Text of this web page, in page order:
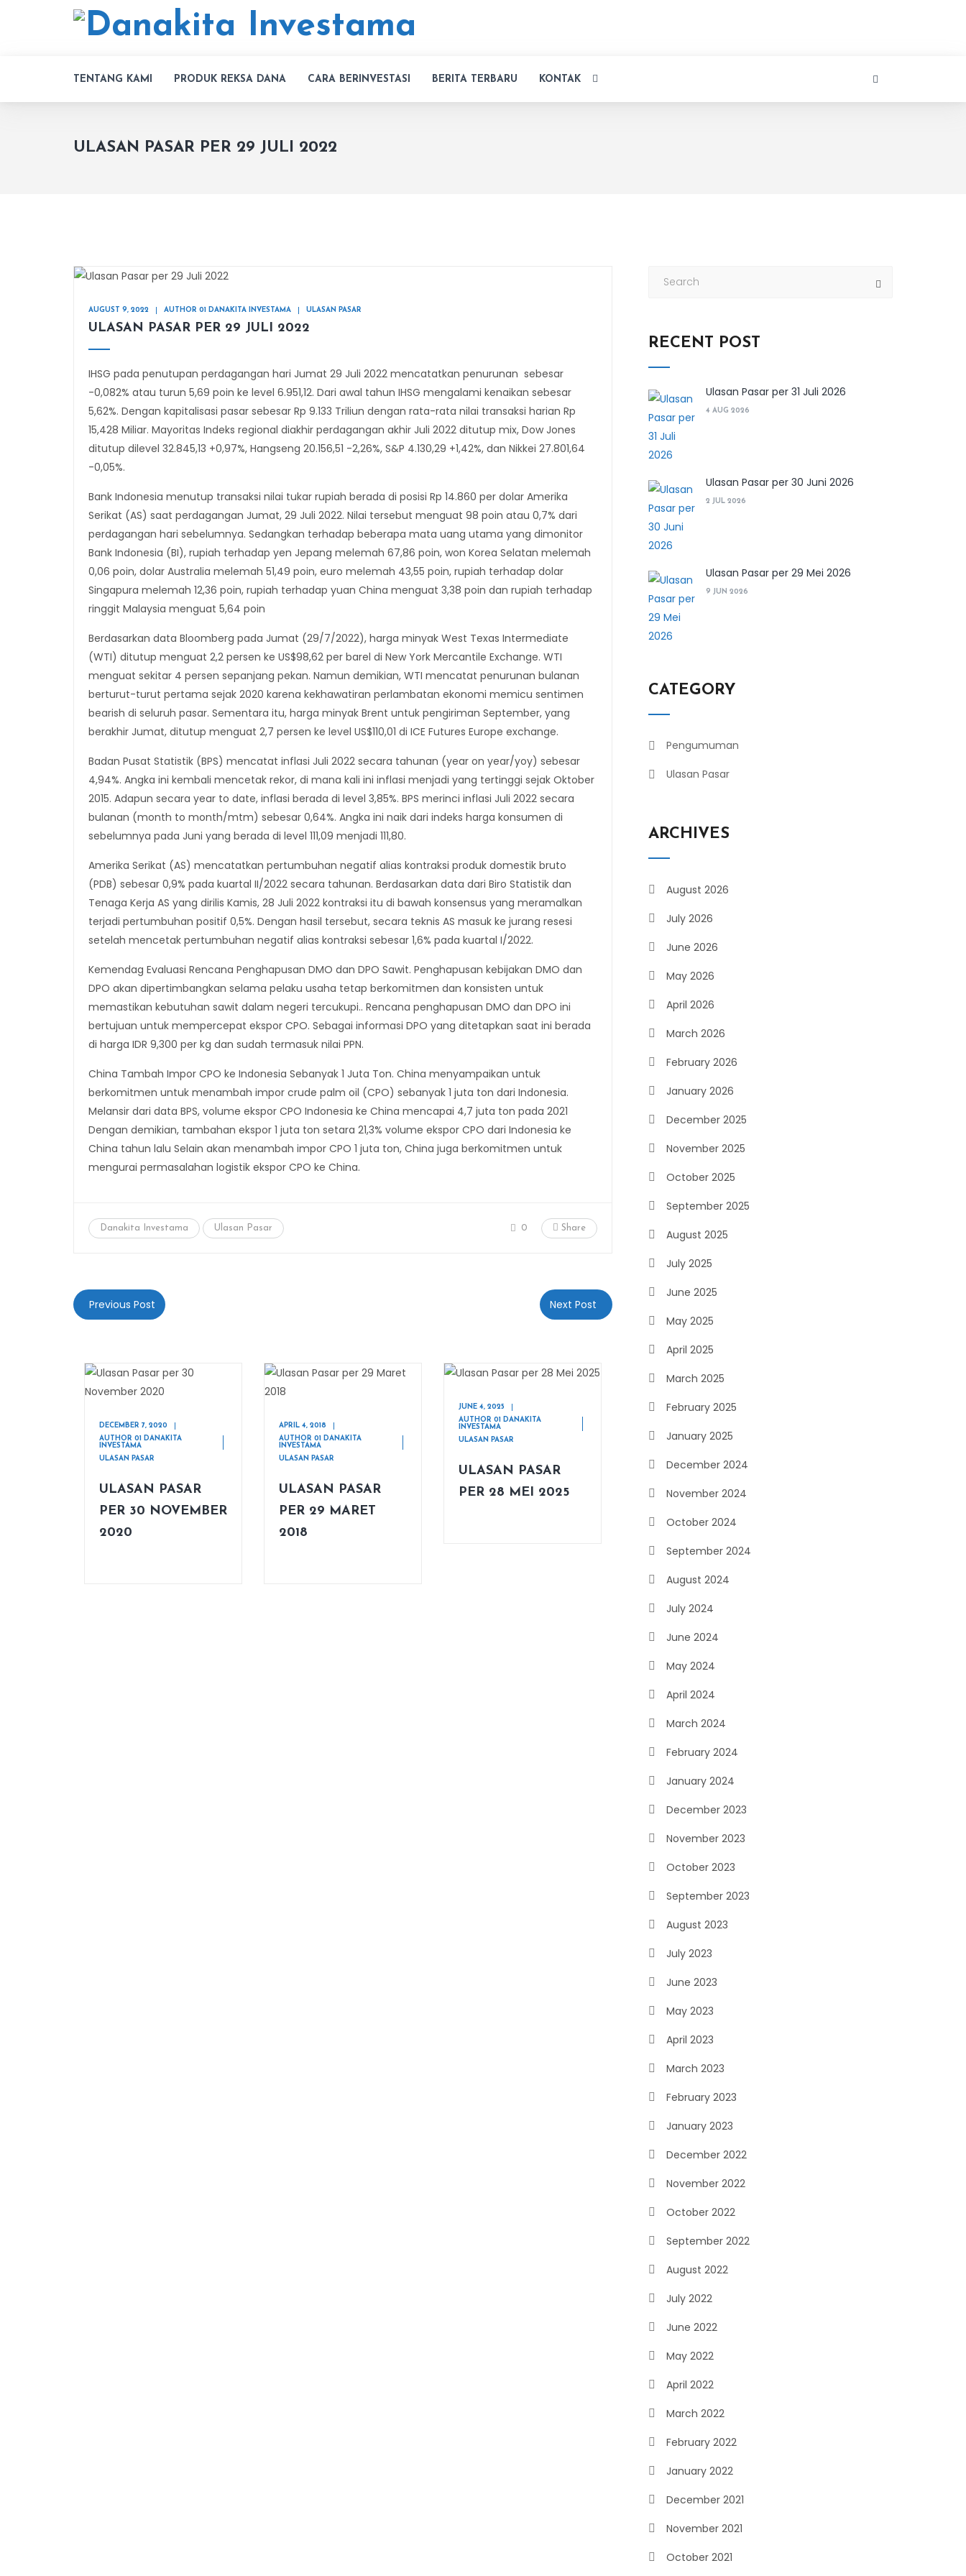
TENTANG KAMI PRODUK REKSA DANA CARA BERINVESTASI BERITA TERBARU KONTAK
ULASAN PASAR PER 29 JULI 2022
AUGUST 9, 2022 AUTHOR 01 DANAKITA INVESTAMA ULASAN PASAR
ULASAN PASAR PER 29 JULI 2022
IHSG pada penutupan perdagangan hari Jumat 29 Juli 2022 mencatatkan penurunan sebesar
-0,082% atau turun 5,69 poin ke level 6.951,12. Dari awal tahun IHSG mengalami kenaikan sebesar
5,62%. Dengan kapitalisasi pasar sebesar Rp 9.133 Triliun dengan rata-rata nilai transaksi harian Rp
15,428 Miliar. Mayoritas Indeks regional diakhir perdagangan akhir Juli 2022 ditutup mix, Dow Jones
ditutup dilevel 32.845,13 +0,97%, Hangseng 20.156,51 -2,26%, S&P 4.130,29 +1,42%, dan Nikkei 27.801,64
-0,05%.
Bank Indonesia menutup transaksi nilai tukar rupiah berada di posisi Rp 14.860 per dolar Amerika
Serikat (AS) saat perdagangan Jumat, 29 Juli 2022. Nilai tersebut menguat 98 poin atau 0,7% dari
perdagangan hari sebelumnya. Sedangkan terhadap beberapa mata uang utama yang dimonitor
Bank Indonesia (BI), rupiah terhadap yen Jepang melemah 67,86 poin, won Korea Selatan melemah
0,06 poin, dolar Australia melemah 51,49 poin, euro melemah 43,55 poin, rupiah terhadap dolar
Singapura melemah 12,36 poin, rupiah terhadap yuan China menguat 3,38 poin dan rupiah terhadap
ringgit Malaysia menguat 5,64 poin
Berdasarkan data Bloomberg pada Jumat (29/7/2022), harga minyak West Texas Intermediate
(WTI) ditutup menguat 2,2 persen ke US$98,62 per barel di New York Mercantile Exchange. WTI
menguat sekitar 4 persen sepanjang pekan. Namun demikian, WTI mencatat penurunan bulanan
berturut-turut pertama sejak 2020 karena kekhawatiran perlambatan ekonomi memicu sentimen
bearish di seluruh pasar. Sementara itu, harga minyak Brent untuk pengiriman September, yang
berakhir Jumat, ditutup menguat 2,7 persen ke level US$110,01 di ICE Futures Europe exchange.
Badan Pusat Statistik (BPS) mencatat inflasi Juli 2022 secara tahunan (year on year/yoy) sebesar
4,94%. Angka ini kembali mencetak rekor, di mana kali ini inflasi menjadi yang tertinggi sejak Oktober
2015. Adapun secara year to date, inflasi berada di level 3,85%. BPS merinci inflasi Juli 2022 secara
bulanan (month to month/mtm) sebesar 0,64%. Angka ini naik dari indeks harga konsumen di
sebelumnya pada Juni yang berada di level 111,09 menjadi 111,80.
Amerika Serikat (AS) mencatatkan pertumbuhan negatif alias kontraksi produk domestik bruto
(PDB) sebesar 0,9% pada kuartal II/2022 secara tahunan. Berdasarkan data dari Biro Statistik dan
Tenaga Kerja AS yang dirilis Kamis, 28 Juli 2022 kontraksi itu di bawah konsensus yang meramalkan
terjadi pertumbuhan positif 0,5%. Dengan hasil tersebut, secara teknis AS masuk ke jurang resesi
setelah mencetak pertumbuhan negatif alias kontraksi sebesar 1,6% pada kuartal I/2022.
Kemendag Evaluasi Rencana Penghapusan DMO dan DPO Sawit. Penghapusan kebijakan DMO dan
DPO akan dipertimbangkan selama pelaku usaha tetap berkomitmen dan konsisten untuk
memastikan kebutuhan sawit dalam negeri tercukupi.. Rencana penghapusan DMO dan DPO ini
bertujuan untuk mempercepat ekspor CPO. Sebagai informasi DPO yang ditetapkan saat ini berada
di harga IDR 9,300 per kg dan sudah termasuk nilai PPN.
China Tambah Impor CPO ke Indonesia Sebanyak 1 Juta Ton. China menyampaikan untuk
berkomitmen untuk menambah impor crude palm oil (CPO) sebanyak 1 juta ton dari Indonesia.
Melansir dari data BPS, volume ekspor CPO Indonesia ke China mencapai 4,7 juta ton pada 2021
Dengan demikian, tambahan ekspor 1 juta ton setara 21,3% volume ekspor CPO dari Indonesia ke
China tahun lalu Selain akan menambah impor CPO 1 juta ton, China juga berkomitmen untuk
mengurai permasalahan logistik ekspor CPO ke China.
0 Share
Danakita Investama Ulasan Pasar
Previous Post Next Post
DECEMBER 7, 2020
AUTHOR 01 DANAKITA
INVESTAMA
ULASAN PASAR
ULASAN PASAR
PER 30 NOVEMBER
2020
APRIL 4, 2018
AUTHOR 01 DANAKITA
INVESTAMA
ULASAN PASAR
ULASAN PASAR
PER 29 MARET
2018
JUNE 4, 2025
AUTHOR 01 DANAKITA
INVESTAMA
ULASAN PASAR
ULASAN PASAR
PER 28 MEI 2025
RECENT POST
Ulasan Pasar per 31 Juli 2026
4 AUG 2026
Ulasan Pasar per 30 Juni 2026
2 JUL 2026
Ulasan Pasar per 29 Mei 2026
9 JUN 2026
CATEGORY
Pengumuman
Ulasan Pasar
ARCHIVES
August 2026
July 2026
June 2026
May 2026
April 2026
March 2026
February 2026
January 2026
December 2025
November 2025
October 2025
September 2025
August 2025
July 2025
June 2025
May 2025
April 2025
March 2025
February 2025
January 2025
December 2024
November 2024
October 2024
September 2024
August 2024
July 2024
June 2024
May 2024
April 2024
March 2024
February 2024
January 2024
December 2023
November 2023
October 2023
September 2023
August 2023
July 2023
June 2023
May 2023
April 2023
March 2023
February 2023
January 2023
December 2022
November 2022
October 2022
September 2022
August 2022
July 2022
June 2022
May 2022
April 2022
March 2022
February 2022
January 2022
December 2021
November 2021
October 2021